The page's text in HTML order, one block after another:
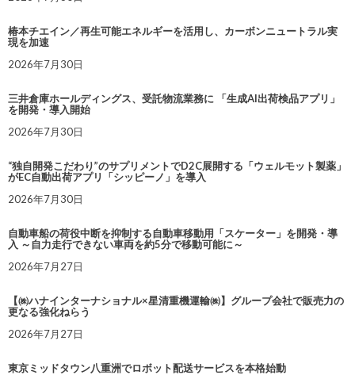
椿本チエイン／再生可能エネルギーを活用し、カーボンニュートラル実
現を加速
2026年7月30日
三井倉庫ホールディングス、受託物流業務に 「生成AI出荷検品アプリ」
を開発・導入開始
2026年7月30日
“独自開発こだわり”のサプリメントでD2C展開する「ウェルモット製薬」
がEC自動出荷アプリ「シッピーノ」を導入
2026年7月30日
自動車船の荷役中断を抑制する自動車移動用「スケーター」を開発・導
入 ～自力走行できない車両を約5分で移動可能に～
2026年7月27日
【㈱ハナインターナショナル×星清重機運輸㈱】グループ会社で販売力の
更なる強化ねらう
2026年7月27日
東京ミッドタウン八重洲でロボット配送サービスを本格始動